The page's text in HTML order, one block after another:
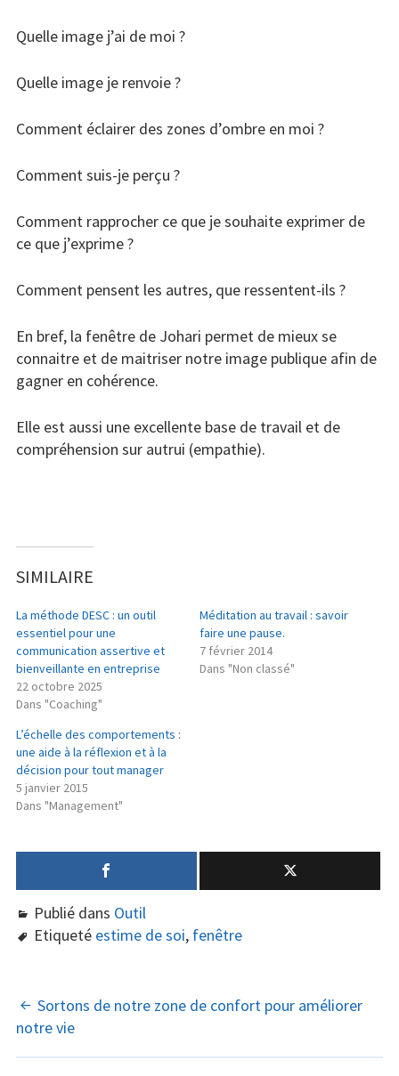
Quelle image j’ai de moi ?
Quelle image je renvoie ?
Comment éclairer des zones d’ombre en moi ?
Comment suis-je perçu ?
Comment rapprocher ce que je souhaite exprimer de
ce que j’exprime ?
Comment pensent les autres, que ressentent-ils ?
En bref, la fenêtre de Johari permet de mieux se
connaitre et de maitriser notre image publique afin de
gagner en cohérence.
Elle est aussi une excellente base de travail et de
compréhension sur autrui (empathie).
SIMILAIRE
La méthode DESC : un outil
essentiel pour une
communication assertive et
bienveillante en entreprise
22 octobre 2025
Dans "Coaching"
Méditation au travail : savoir
faire une pause.
7 février 2014
Dans "Non classé"
L’échelle des comportements :
une aide à la réflexion et à la
décision pour tout manager
5 janvier 2015
Dans "Management"
Publié dans Outil
Etiqueté estime de soi, fenêtre
NAVIGATION
DES
Sortons de notre zone de confort pour améliorer
notre vie